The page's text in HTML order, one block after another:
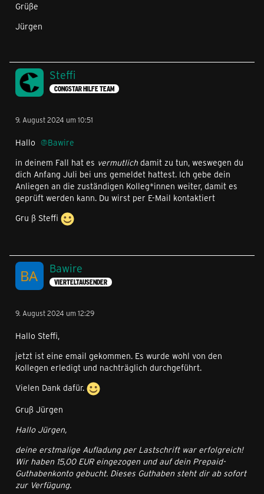
Grüße
Jürgen
Steffi
CONGSTAR HILFE TEAM
9. August 2024 um 10:51
Hallo
Bawire
in deinem Fall hat es vermutlich damit zu tun, weswegen du
dich Anfang Juli bei uns gemeldet hattest. Ich gebe dein
Anliegen an die zuständigen Kolleg*innen weiter, damit es
geprüft werden kann. Du wirst per E-Mail kontaktiert
Gru ß Steffi
Bawire
VIERTELTAUSENDER
9. August 2024 um 12:29
Hallo Steffi,
jetzt ist eine email gekommen. Es wurde wohl von den
Kollegen erledigt und nachträglich durchgeführt.
Vielen Dank dafür.
Gruß Jürgen
Hallo Jürgen,
deine erstmalige Aufladung per Lastschrift war erfolgreich!
Wir haben 15,00 EUR eingezogen und auf dein Prepaid-
Guthabenkonto gebucht. Dieses Guthaben steht dir ab sofort
zur Verfügung.